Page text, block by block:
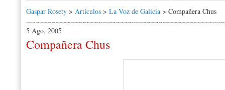
Gaspar Rosety > Artículos > La Voz de Galicia > Compañera Chus
5 Ago, 2005
Compañera Chus